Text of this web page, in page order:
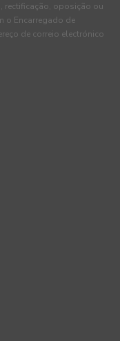
rectificação, oposição ou
o Encarregado de
de correio electrónico